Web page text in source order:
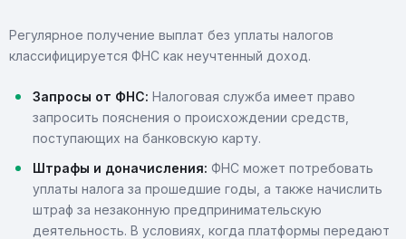
Регулярное получение выплат без уплаты налогов
классифицируется ФНС как неучтенный доход.
Запросы от ФНС: Налоговая служба имеет право
запросить пояснения о происхождении средств,
поступающих на банковскую карту.
Штрафы и доначисления: ФНС может потребовать
уплаты налога за прошедшие годы, а также начислить
штраф за незаконную предпринимательскую
деятельность. В условиях, когда платформы передают